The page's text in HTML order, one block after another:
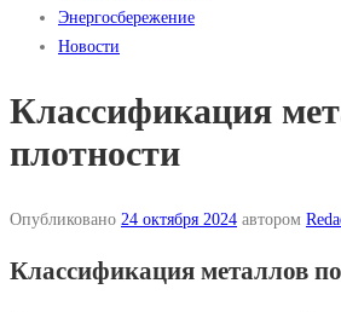
Энергосбережение
Новости
Классификация
плотности
Опубликовано 24 октября 2024 автором
Классификация металлов